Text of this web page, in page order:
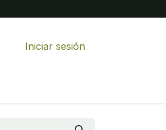
Iniciar sesión